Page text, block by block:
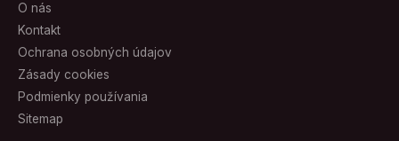
O nás
Kontakt
Ochrana osobných údajov
Zásady cookies
Podmienky používania
Sitemap